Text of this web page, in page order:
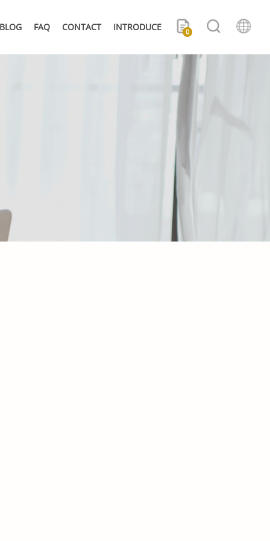
BLOG FAQ CONTACT INTRODUCE 0